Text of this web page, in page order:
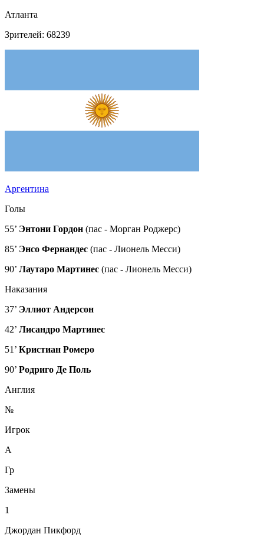
Атланта
Зрителей: 68239
Аргентина
Голы
55’ Энтони Гордон (пас - Морган Роджерс)
85’ Энсо Фернандес (пас - Лионель Месси)
90’ Лаутаро Мартинес (пас - Лионель Месси)
Наказания
37’ Эллиот Андерсон
42’ Лисандро Мартинес
51’ Кристиан Ромеро
90’ Родриго Де Поль
Англия
№
Игрок
А
Гр
Замены
1
Джордан Пикфорд